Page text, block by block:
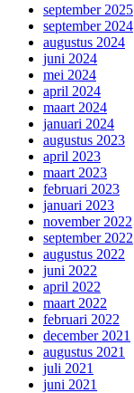
september 2025
september 2024
augustus 2024
juni 2024
mei 2024
april 2024
maart 2024
januari 2024
augustus 2023
april 2023
maart 2023
februari 2023
januari 2023
november 2022
september 2022
augustus 2022
juni 2022
april 2022
maart 2022
februari 2022
december 2021
augustus 2021
juli 2021
juni 2021